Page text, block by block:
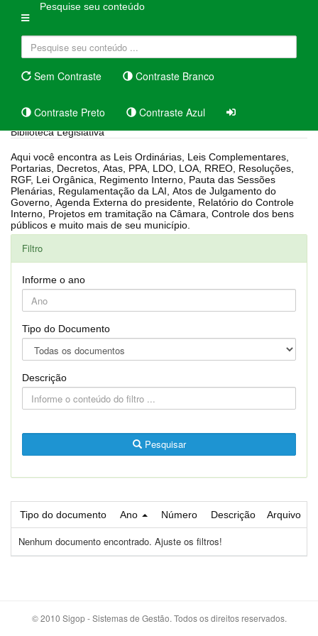
Pesquise seu conteúdo
Sem Contraste Contraste Branco
Contraste Preto Contraste Azul
Biblioteca Legislativa
Aqui você encontra as Leis Ordinárias, Leis Complementares,
Portarias, Decretos, Atas, PPA, LDO, LOA, RREO, Resoluções,
RGF, Lei Orgânica, Regimento Interno, Pauta das Sessões
Plenárias, Regulamentação da LAI, Atos de Julgamento do
Governo, Agenda Externa do presidente, Relatório do Controle
Interno, Projetos em tramitação na Câmara, Controle dos bens
públicos e muito mais de seu município.
Filtro
Informe o ano
Tipo do Documento
Descrição
Pesquisar
Tipo do documento Ano Número Descrição Arquivo
Nenhum documento encontrado. Ajuste os filtros!
© 2010 Sigop - Sistemas de Gestão. Todos os direitos reservados.